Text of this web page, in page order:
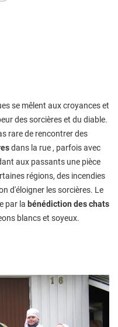
se mêlent aux croyances et
des sorcières et du diable.
rare de rencontrer des
dans la rue , parfois avec
aux passants une pièce
régions, des incendies
d'éloigner les sorcières. Le
par la bénédiction des chats
blancs et soyeux.